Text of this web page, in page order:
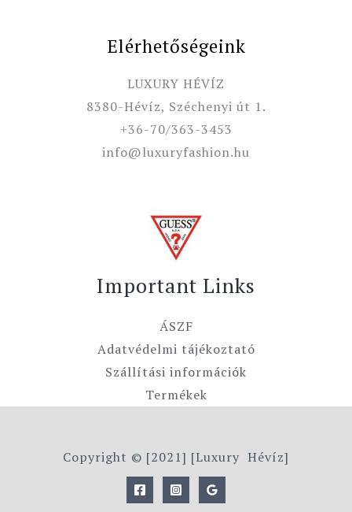
Elérhetőségeink
LUXURY HÉVÍZ
8380-Hévíz, Széchenyi út 1.
+36-70/363-3453
info@luxuryfashion.hu
Important Links
ÁSZF
Adatvédelmi tájékoztató
Szállítási információk
Termékek
Copyright © [2021] [Luxury Hévíz]